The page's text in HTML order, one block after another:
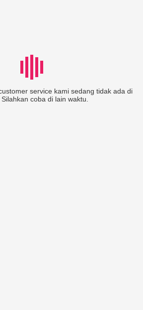
service kami sedang tidak ada di
coba di lain waktu.